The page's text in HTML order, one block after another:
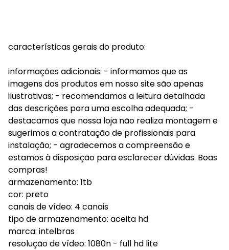
características gerais do produto:
informações adicionais: - informamos que as
imagens dos produtos em nosso site são apenas
ilustrativas; - recomendamos a leitura detalhada
das descrições para uma escolha adequada; -
destacamos que nossa loja não realiza montagem e
sugerimos a contratação de profissionais para
instalação; - agradecemos a compreensão e
estamos à disposição para esclarecer dúvidas. Boas
compras!
armazenamento: 1tb
cor: preto
canais de vídeo: 4 canais
tipo de armazenamento: aceita hd
marca: intelbras
resolução de vídeo: 1080n - full hd lite